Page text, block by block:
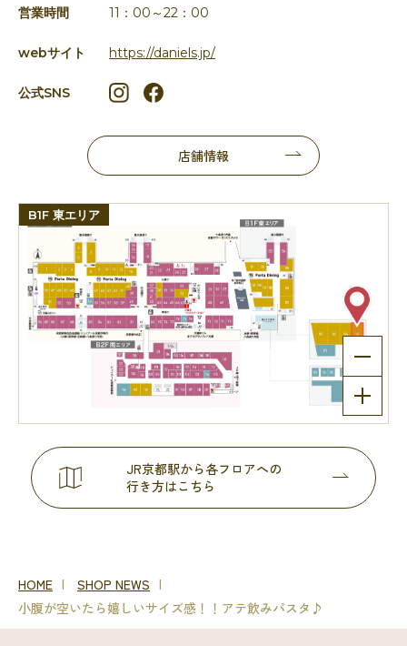
営業時間 11：00～22：00
webサイト https://daniels.jp/
公式SNS
店舗情報
B1F 東エリア
JR京都駅から各フロアへの
行き方はこちら
HOME
SHOP NEWS
小腹が空いたら嬉しいサイズ感！！アテ飲みパスタ♪